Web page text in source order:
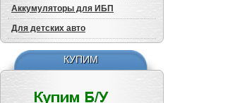
Аккумуляторы для ИБП
Для детских авто
КУПИМ
Авто аккумулятор: Westa
Premium (веста премиум)
6СТ-50 L+
2 500грн.;